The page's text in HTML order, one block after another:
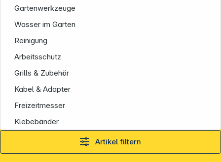
Gartenwerkzeuge
Wasser im Garten
Reinigung
Arbeitsschutz
Grills & Zubehör
Kabel & Adapter
Freizeitmesser
Klebebänder
Artikel filtern